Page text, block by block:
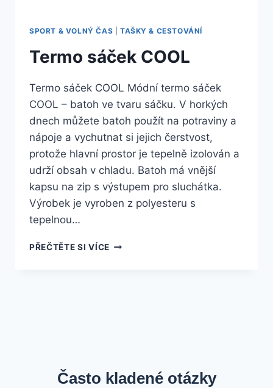
SPORT & VOLNÝ ČAS TAŠKY & CESTOVÁNÍ
Termo sáček COOL
Termo sáček COOL Módní termo sáček
COOL – batoh ve tvaru sáčku. V horkých
dnech můžete batoh použít na potraviny a
nápoje a vychutnat si jejich čerstvost,
protože hlavní prostor je tepelně izolován a
udrží obsah v chladu. Batoh má vnější
kapsu na zip s výstupem pro sluchátka.
Výrobek je vyroben z polyesteru s
tepelnou…
PŘEČTĚTE SI VÍCE
Často kladené otázky